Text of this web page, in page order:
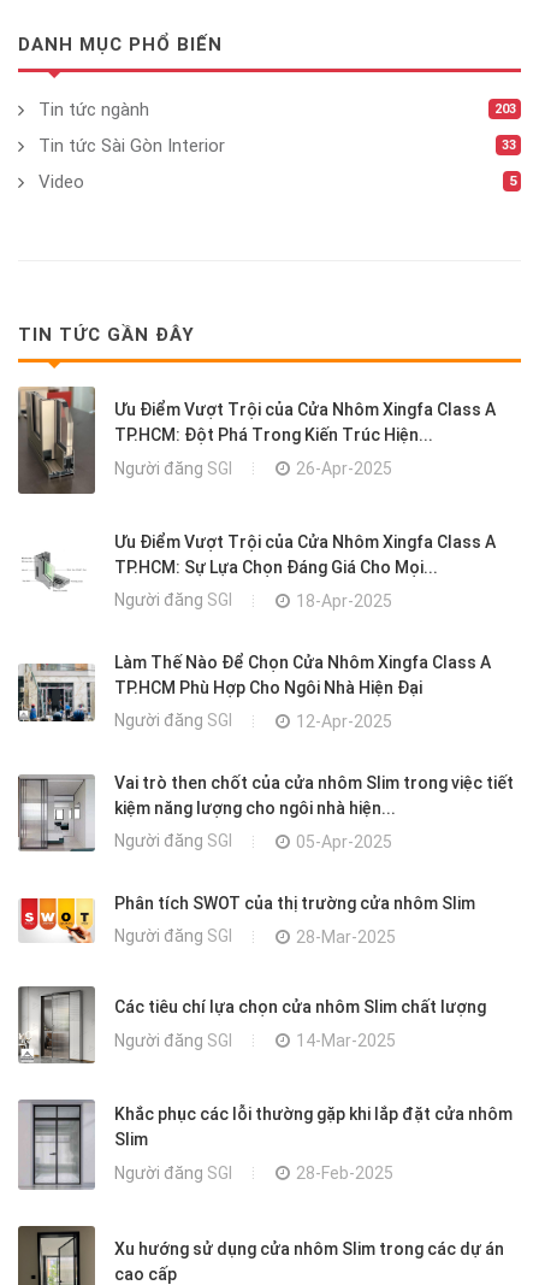
DANH MỤC PHỔ BIẾN
Tin tức ngành 203
Tin tức Sài Gòn Interior 33
Video 5
TIN TỨC GẦN ĐÂY
Ưu Điểm Vượt Trội của Cửa Nhôm Xingfa Class A
TP.HCM: Đột Phá Trong Kiến Trúc Hiện...
Người đăng SGI 26-Apr-2025
Ưu Điểm Vượt Trội của Cửa Nhôm Xingfa Class A
TP.HCM: Sự Lựa Chọn Đáng Giá Cho Mọi...
Người đăng SGI 18-Apr-2025
Làm Thế Nào Để Chọn Cửa Nhôm Xingfa Class A
TP.HCM Phù Hợp Cho Ngôi Nhà Hiện Đại
Người đăng SGI 12-Apr-2025
Vai trò then chốt của cửa nhôm Slim trong việc tiết
kiệm năng lượng cho ngôi nhà hiện...
Người đăng SGI 05-Apr-2025
Phân tích SWOT của thị trường cửa nhôm Slim
Người đăng SGI 28-Mar-2025
Các tiêu chí lựa chọn cửa nhôm Slim chất lượng
Người đăng SGI 14-Mar-2025
Khắc phục các lỗi thường gặp khi lắp đặt cửa nhôm
Slim
Người đăng SGI 28-Feb-2025
Xu hướng sử dụng cửa nhôm Slim trong các dự án
cao cấp